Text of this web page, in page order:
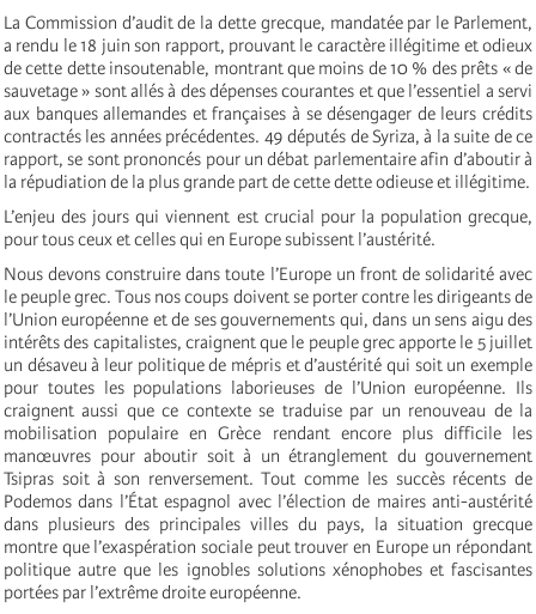
La Commission d’audit de la dette grecque, mandatée par le Parlement,
a rendu le 18 juin son rapport, prouvant le caractère illégitime et odieux
de cette dette insoutenable, montrant que moins de 10 % des prêts « de
sauvetage » sont allés à des dépenses courantes et que l’essentiel a servi
aux banques allemandes et françaises à se désengager de leurs crédits
contractés les années précédentes. 49 députés de Syriza, à la suite de ce
rapport, se sont prononcés pour un débat parlementaire afin d’aboutir à
la répudiation de la plus grande part de cette dette odieuse et illégitime.
L’enjeu des jours qui viennent est crucial pour la population grecque,
pour tous ceux et celles qui en Europe subissent l’austérité.
Nous devons construire dans toute l’Europe un front de solidarité avec
le peuple grec. Tous nos coups doivent se porter contre les dirigeants de
l’Union européenne et de ses gouvernements qui, dans un sens aigu des
intérêts des capitalistes, craignent que le peuple grec apporte le 5 juillet
un désaveu à leur politique de mépris et d’austérité qui soit un exemple
pour toutes les populations laborieuses de l’Union européenne. Ils
craignent aussi que ce contexte se traduise par un renouveau de la
mobilisation populaire en Grèce rendant encore plus difficile les
manœuvres pour aboutir soit à un étranglement du gouvernement
Tsipras soit à son renversement. Tout comme les succès récents de
Podemos dans l’État espagnol avec l’élection de maires anti-austérité
dans plusieurs des principales villes du pays, la situation grecque
montre que l’exaspération sociale peut trouver en Europe un répondant
politique autre que les ignobles solutions xénophobes et fascisantes
portées par l’extrême droite européenne.